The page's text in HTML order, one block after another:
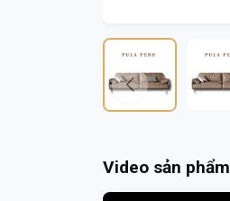
Video sản phẩm